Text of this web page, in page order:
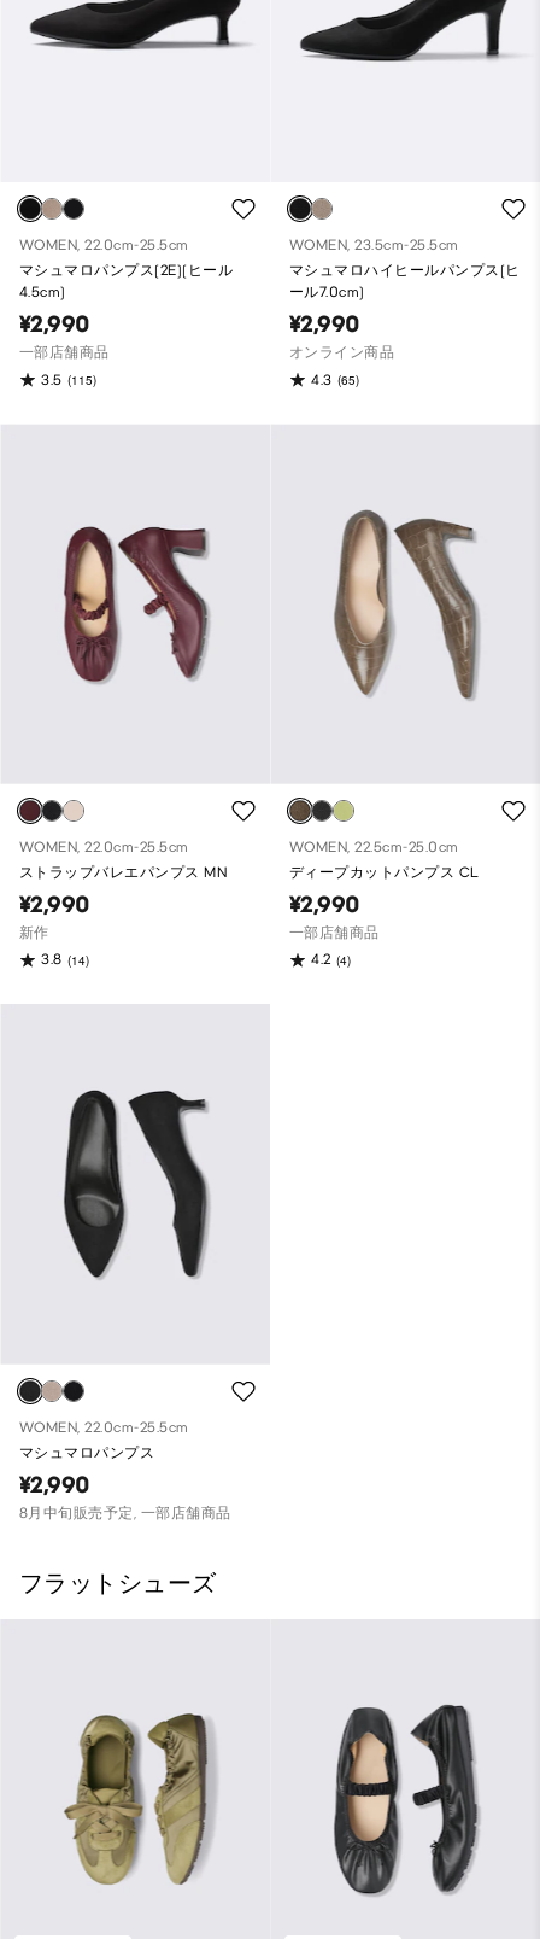
WOMEN, 22.0cm-25.5cm
マシュマロパンプス(2E)(ヒール
4.5cm)
¥2,990
一部店舗商品
3.5 (115)
WOMEN, 23.5cm-25.5cm
マシュマロハイヒールパンプス(ヒ
ール7.0cm)
¥2,990
オンライン商品
4.3 (65)
WOMEN, 22.0cm-25.5cm
ストラップバレエパンプス MN
¥2,990
新作
3.8 (14)
WOMEN, 22.5cm-25.0cm
ディープカットパンプス CL
¥2,990
一部店舗商品
4.2 (4)
WOMEN, 22.0cm-25.5cm
マシュマロパンプス
¥2,990
8月中旬販売予定, 一部店舗商品
フラットシューズ